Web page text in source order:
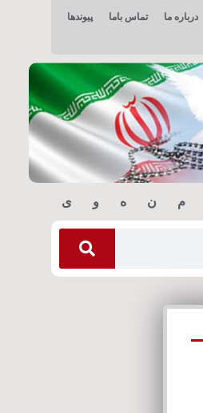
درباره ما تماس باما پیوندها
م ن ه و ی